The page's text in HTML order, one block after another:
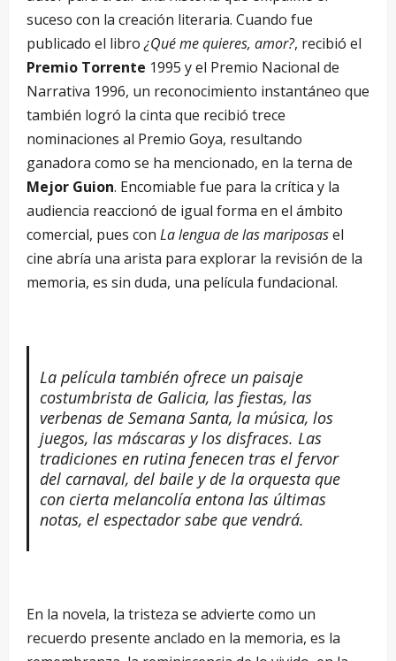
suceso con la creación literaria. Cuando fue
publicado el libro¿Qué me quieres, amor?, recibió el
Premio Torrente 1995 y el Premio Nacional de
Narrativa 1996, un reconocimiento instantáneo que
también logró la cinta que recibió trece
nominaciones al Premio Goya, resultando
ganadora como se ha mencionado, en la terna de
Mejor Guion. Encomiable fue para la crítica y la
audiencia reaccionó de igual forma en el ámbito
comercial, pues con La lengua de las mariposasel
cine abría una arista para explorar la revisión de la
memoria, es sin duda, una película fundacional.
La película también ofrece un paisaje
costumbrista de Galicia, las fiestas, las
verbenas de Semana Santa, la música, los
juegos, las máscaras y los disfraces. Las
tradiciones en rutina fenecen tras el fervor
del carnaval, del baile y de la orquesta que
con cierta melancolía entona las últimas
notas, el espectador sabe que vendrá.
En la novela, la tristeza se advierte como un
recuerdo presente anclado en la memoria, es la